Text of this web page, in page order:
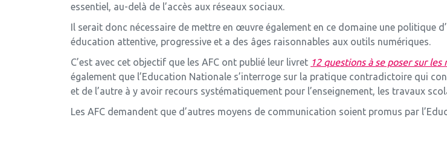
essentiel, au-delà de l’accès aux réseaux sociaux.
Il serait donc nécessaire de mettre en œuvre également en ce domaine une politique
éducation attentive, progressive et a des âges raisonnables aux outils numériques.
C’est avec cet objectif que les AFC ont publié leur livret 12 questions à se poser sur les
également que l’Education Nationale s’interroge sur la pratique contradictoire qui
et de l’autre à y avoir recours systématiquement pour l’enseignement, les travaux
Les AFC demandent que d’autres moyens de communication soient promus par